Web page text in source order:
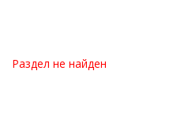
Раздел не найден